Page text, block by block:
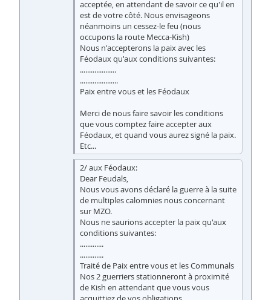
acceptée, en attendant de savoir ce qu'il en
est de votre côté. Nous envisageons
néanmoins un cessez-le feu (nous
occupons la route Mecca-Kish)
Nous n'accepterons la paix avec les
Féodaux qu'aux conditions suivantes:
....................
.....................
Paix entre vous et les Féodaux
Merci de nous faire savoir les conditions
que vous comptez faire accepter aux
Féodaux, et quand vous aurez signé la paix.
Etc...
2/ aux Féodaux:
Dear Feudals,
Nous vous avons déclaré la guerre à la suite
de multiples calomnies nous concernant
sur MZO.
Nous ne saurions accepter la paix qu'aux
conditions suivantes:
.............
.............
Traité de Paix entre vous et les Communals
Nos 2 guerriers stationneront à proximité
de Kish en attendant que vous vous